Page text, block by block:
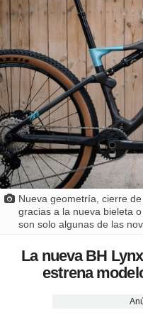
Nueva geometría, cierre
gracias a la nueva bieleta
son solo algunas de las
La nueva BH
estrena